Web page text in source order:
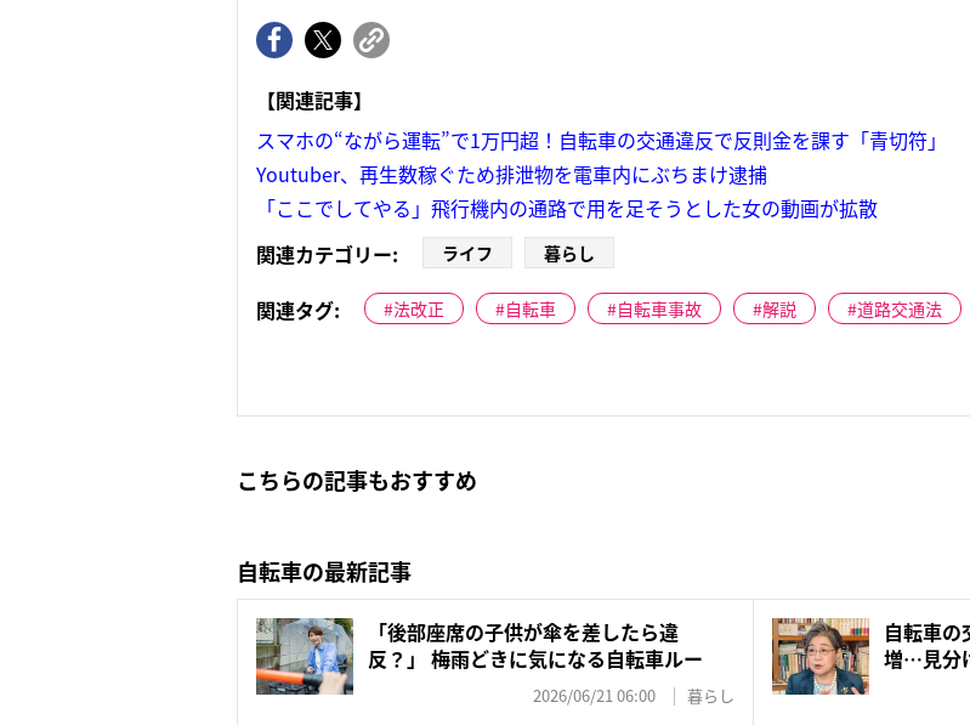
【関連記事】
スマホの“ながら運転”で1万円超！自転車の交通違反で反則金を課す「青切符」
Youtuber、再生数稼ぐため排泄物を電車内にぶちまけ逮捕
「ここでしてやる」飛行機内の通路で用を足そうとした女の動画が拡散
関連カテゴリー:
ライフ 暮らし
関連タグ: 法改正 自転車 自転車事故 解説 道路交通法
こちらの記事もおすすめ
自転車の最新記事
「後部座席の子供が傘を差したら違
反？」 梅雨どきに気になる自転車ルー
2026/06/21 06:00 暮らし
自転車の
増…見分